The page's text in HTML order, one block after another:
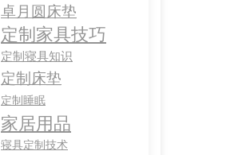
卓月圆床垫
定制家具技巧
定制寝具知识
定制床垫
定制睡眠
家居用品
寝具定制技术